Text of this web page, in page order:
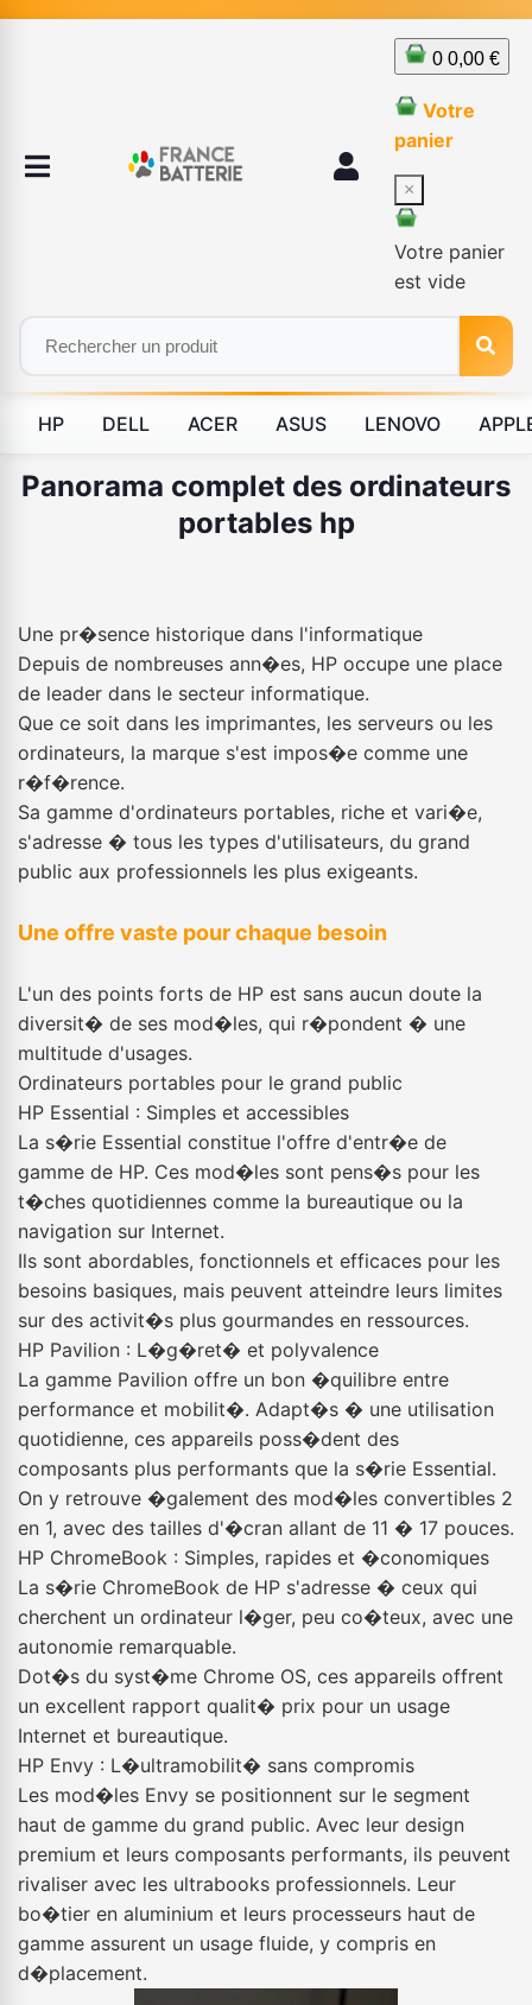
0 0,00 €
Votre
panier
×
Votre panier
est vide
HP DELL ACER ASUS LENOVO
Panorama complet des ordinateurs
portables hp
Une pr�sence historique dans l'informatique
Depuis de nombreuses ann�es, HP occupe une place
de leader dans le secteur informatique.
Que ce soit dans les imprimantes, les serveurs ou les
ordinateurs, la marque s'est impos�e comme une
r�f�rence.
Sa gamme d'ordinateurs portables, riche et vari�e,
s'adresse � tous les types d'utilisateurs, du grand
public aux professionnels les plus exigeants.
Une offre vaste pour chaque besoin
L'un des points forts de HP est sans aucun doute la
diversit� de ses mod�les, qui r�pondent � une
multitude d'usages.
Ordinateurs portables pour le grand public
HP Essential : Simples et accessibles
La s�rie Essential constitue l'offre d'entr�e de
gamme de HP. Ces mod�les sont pens�s pour les
t�ches quotidiennes comme la bureautique ou la
navigation sur Internet.
Ils sont abordables, fonctionnels et efficaces pour les
besoins basiques, mais peuvent atteindre leurs limites
sur des activit�s plus gourmandes en ressources.
HP Pavilion : L�g�ret� et polyvalence
La gamme Pavilion offre un bon �quilibre entre
performance et mobilit�. Adapt�s � une utilisation
quotidienne, ces appareils poss�dent des
composants plus performants que la s�rie Essential.
On y retrouve �galement des mod�les convertibles 2
en 1, avec des tailles d'�cran allant de 11 � 17 pouces.
HP ChromeBook : Simples, rapides et �conomiques
La s�rie ChromeBook de HP s'adresse � ceux qui
cherchent un ordinateur l�ger, peu co�teux, avec une
autonomie remarquable.
Dot�s du syst�me Chrome OS, ces appareils offrent
un excellent rapport qualit� prix pour un usage
Internet et bureautique.
HP Envy : L�ultramobilit� sans compromis
Les mod�les Envy se positionnent sur le segment
haut de gamme du grand public. Avec leur design
premium et leurs composants performants, ils peuvent
rivaliser avec les ultrabooks professionnels. Leur
bo�tier en aluminium et leurs processeurs haut de
gamme assurent un usage fluide, y compris en
d�placement.